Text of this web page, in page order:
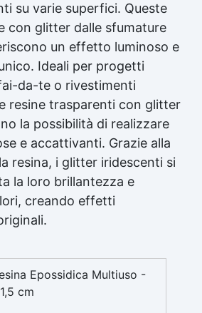
su varie superfici. Queste
con glitter dalle sfumature
un effetto luminoso e
Ideali per progetti
da-te o rivestimenti
resine trasparenti con glitter
la possibilità di realizzare
e accattivanti. Grazie alla
resina, i glitter iridescenti si
la loro brillantezza e
creando effetti